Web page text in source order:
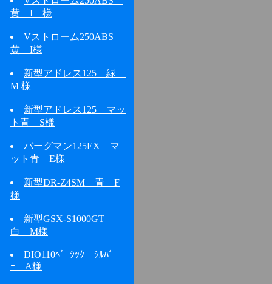
黄 I 様
Vストローム250ABS
黄 I様
新型アドレス125 緑
M 様
新型アドレス125 マッ
ト青 S様
バーグマン125EX マ
ット青 E様
新型DR-Z4SM 青 F
様
新型GSX-S1000GT
白 M様
DIO110ﾍﾞｰｼｯｸ ｼﾙﾊﾞ
ｰ A様